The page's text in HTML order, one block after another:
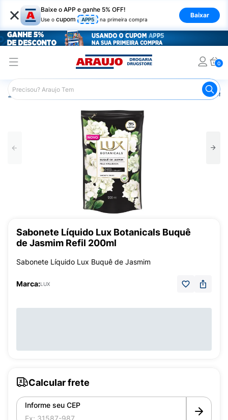
× Baixe o APP e ganhe 5% OFF!
Use o cupom APP5 na primeira compra
Baixar
0
Araujo Higiene Pessoal
Sabonete Líquido Lux Botanicals Buquê
de Jasmim Refil 200ml
Sabonete Líquido Lux Buquê de Jasmim
Marca:LUX
Calcular frete
Informe seu CEP